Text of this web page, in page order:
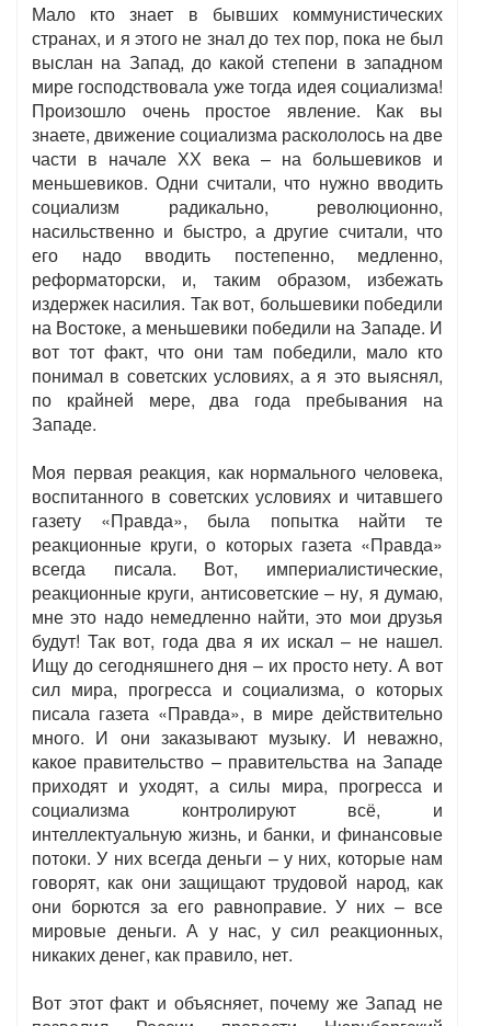
Мало кто знает в бывших коммунистических
странах, и я этого не знал до тех пор, пока не был
выслан на Запад, до какой степени в западном
мире господствовала уже тогда идея социализма!
Произошло очень простое явление. Как вы
знаете, движение социализма раскололось на две
части в начале ХХ века – на большевиков и
меньшевиков. Одни считали, что нужно вводить
социализм радикально, революционно,
насильственно и быстро, а другие считали, что
его надо вводить постепенно, медленно,
реформаторски, и, таким образом, избежать
издержек насилия. Так вот, большевики победили
на Востоке, а меньшевики победили на Западе. И
вот тот факт, что они там победили, мало кто
понимал в советских условиях, а я это выяснял,
по крайней мере, два года пребывания на
Западе.
Моя первая реакция, как нормального человека,
воспитанного в советских условиях и читавшего
газету «Правда», была попытка найти те
реакционные круги, о которых газета «Правда»
всегда писала. Вот, империалистические,
реакционные круги, антисоветские – ну, я думаю,
мне это надо немедленно найти, это мои друзья
будут! Так вот, года два я их искал – не нашел.
Ищу до сегодняшнего дня – их просто нету. А вот
сил мира, прогресса и социализма, о которых
писала газета «Правда», в мире действительно
много. И они заказывают музыку. И неважно,
какое правительство – правительства на Западе
приходят и уходят, а силы мира, прогресса и
социализма контролируют всё, и
интеллектуальную жизнь, и банки, и финансовые
потоки. У них всегда деньги – у них, которые нам
говорят, как они защищают трудовой народ, как
они борются за его равноправие. У них – все
мировые деньги. А у нас, у сил реакционных,
никаких денег, как правило, нет.
Вот этот факт и объясняет, почему же Запад не